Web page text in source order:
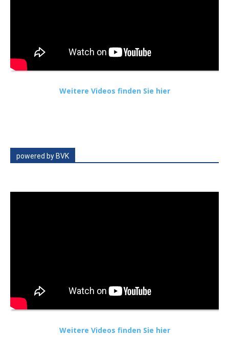
Weitere Videos finden Sie hier
powered by BVK
Weitere Videos finden Sie hier